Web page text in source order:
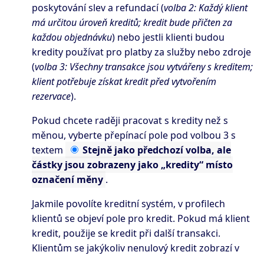
poskytování slev a refundací (volba 2: Každý klient
má určitou úroveň kreditů; kredit bude přičten za
každou objednávku) nebo jestli klienti budou
kredity používat pro platby za služby nebo zdroje
(volba 3: Všechny transakce jsou vytvářeny s kreditem;
klient potřebuje získat kredit před vytvořením
rezervace).
Pokud chcete raději pracovat s kredity než s
měnou, vyberte přepínací pole pod volbou 3 s
textem
Stejně jako předchozí volba, ale
částky jsou zobrazeny jako „kredity“ místo
označení měny .
Jakmile povolíte kreditní systém, v profilech
klientů se objeví pole pro kredit. Pokud má klient
kredit, použije se kredit při další transakci.
Klientům se jakýkoliv nenulový kredit zobrazí v